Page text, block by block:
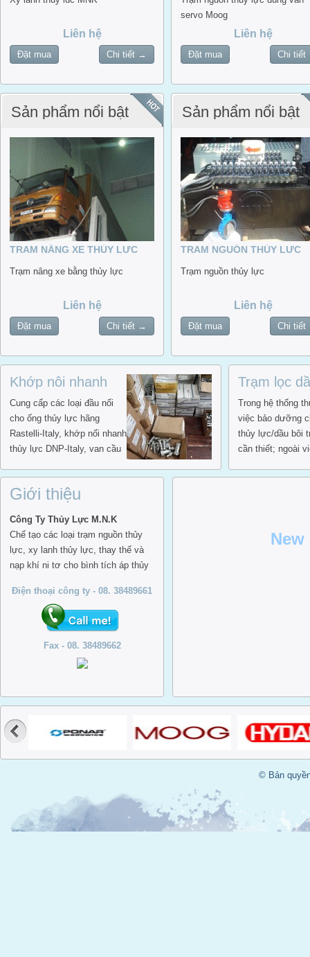
Giới thiệu
Công Ty Thủy Lực M.N.K
Chế tạo các loại trạm nguồn thủy
lực, xy lanh thủy lực, thay thế và
nạp khí ni tơ cho bình tích áp thủy
dịch vụ bảo trì bảo dưỡng các hệ
thống thủy lực
Điện thoại công ty - 08. 38489661
Fax - 08. 38489662
New
© Bản
Liên hệ
Đặt mua Chi tiết →
servo Moog
Liên hệ
Đặt mua Chi
Sản phẩm nổi bật
TRẠM NÂNG XE THỦY LỰC
Trạm nâng xe bằng thủy lực
Liên hệ
Đặt mua Chi tiết →
Sản phẩm nổi bật
TRẠM NGUỒN THỦY LỰC
Trạm nguồn thủy lực
Liên hệ
Đặt mua Chi
Khớp nôi nhanh
thủy lực, đầu nối
thủy lực, kẹp ống
thủy lực, nối bích
móng ngựa, van
cầu, dây test poit,
bell housing
Cung cấp các loại đầu nối
cho ống thủy lực hãng
Rastelli-Italy, khớp nối nhanh
thủy lực DNP-Italy, van cầu
ống thủy lực hãng Uniflex -
Germany
Trạm lọc
Varnish
Trong hệ thống
việc bảo dưỡng
thủy lực/dầu bôi
cần thiết; ngoài
thủy lực thì còn
nghĩa là lớp dầu
về khả năng hòa
bôi trơn là hiểu
hình thành
tách chúng ra
turbine bị ô-xi
các phân tử điện